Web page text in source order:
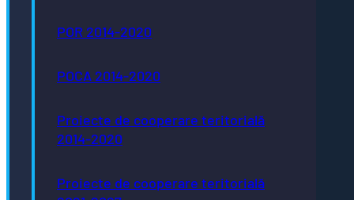
POR 2014-2020
POCA 2014-2020
Proiecte de cooperare teritorială
2014-2020
Proiecte de cooperare teritorială
0263-224508
Europene
Autism
Friendly
neutru